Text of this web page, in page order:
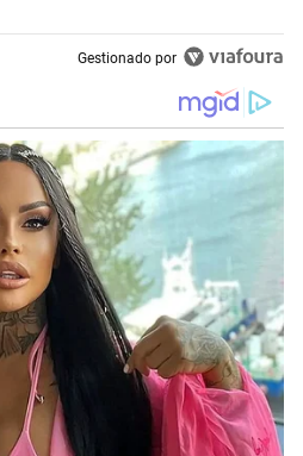
Gestionado por